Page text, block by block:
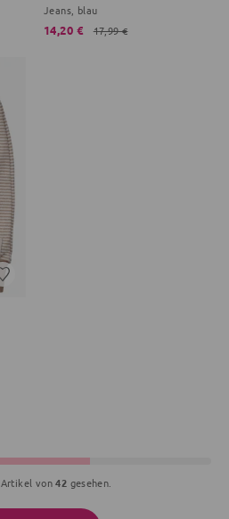
Jeans, blau
14,20 € 17,99 €
Artikel von42 gesehen.